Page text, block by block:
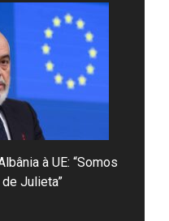
à UE: “Somos
Julieta”